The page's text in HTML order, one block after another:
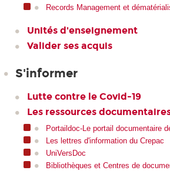
Records Management et
Unités d'enseignement
Valider ses acquis
S'informer
Lutte contre le Covid-19
Les ressources
Portaildoc-Le portail documentaire
Les lettres d'information du Crepac
UniVersDoc
Bibliothèques et Centres de